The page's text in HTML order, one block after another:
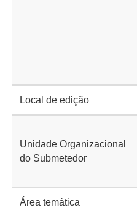
Local de edição
Unidade Organizacional
do Submetedor
Área temática